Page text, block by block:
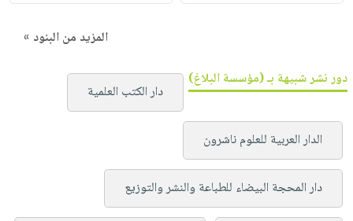
المزيد من البنود »
دور نشر شبيهة بـ (مؤسسة البلاغ)
دار الكتب العلمية
الدار العربية للعلوم ناشرون
دار المحجة البيضاء للطباعة والنشر والتوزيع